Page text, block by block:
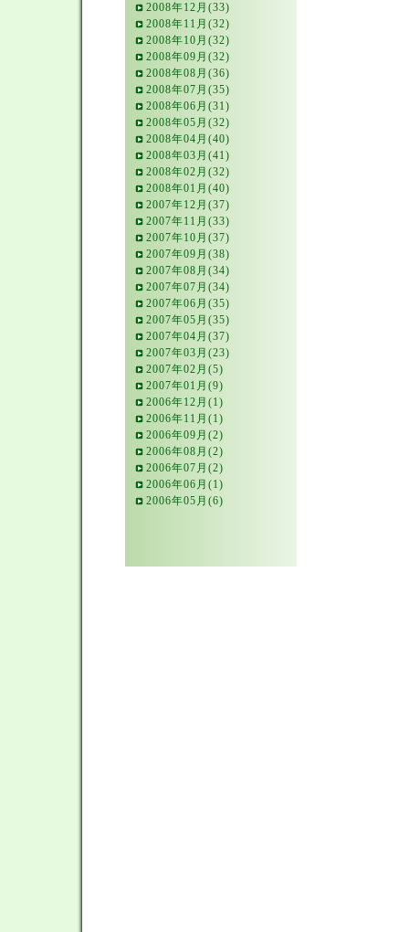
2008年12月(33)
2008年11月(32)
2008年10月(32)
2008年09月(32)
2008年08月(36)
2008年07月(35)
2008年06月(31)
2008年05月(32)
2008年04月(40)
2008年03月(41)
2008年02月(32)
2008年01月(40)
2007年12月(37)
2007年11月(33)
2007年10月(37)
2007年09月(38)
2007年08月(34)
2007年07月(34)
2007年06月(35)
2007年05月(35)
2007年04月(37)
2007年03月(23)
2007年02月(5)
2007年01月(9)
2006年12月(1)
2006年11月(1)
2006年09月(2)
2006年08月(2)
2006年07月(2)
2006年06月(1)
2006年05月(6)